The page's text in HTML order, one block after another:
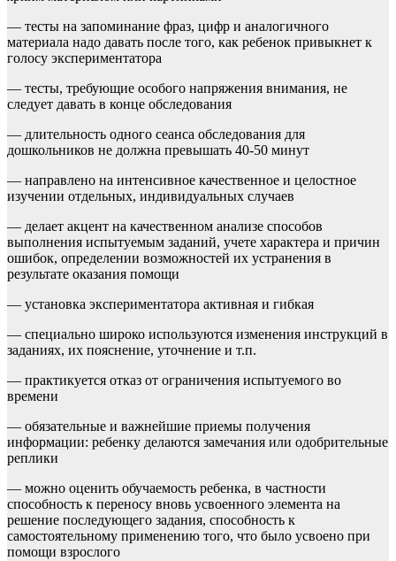
— тесты на запоминание фраз, цифр и аналогичного
материала надо давать после того, как ребенок привыкнет к
голосу экспериментатора
— тесты, требующие особого напряжения внимания, не
следует давать в конце обследования
— длительность одного сеанса обследования для
дошкольников не должна превышать 40-50 минут
— направлено на интенсивное качественное и целостное
изучении отдельных, индивидуальных случаев
— делает акцент на качественном анализе способов
выполнения испытуемым заданий, учете характера и причин
ошибок, определении возможностей их устранения в
результате оказания помощи
— установка экспериментатора активная и гибкая
— специально широко используются изменения инструкций в
заданиях, их пояснение, уточнение и т.п.
— практикуется отказ от ограничения испытуемого во
времени
— обязательные и важнейшие приемы получения
информации: ребенку делаются замечания или одобрительные
реплики
— можно оценить обучаемость ребенка, в частности
способность к переносу вновь усвоенного элемента на
решение последующего задания, способность к
самостоятельному применению того, что было усвоено при
помощи взрослого